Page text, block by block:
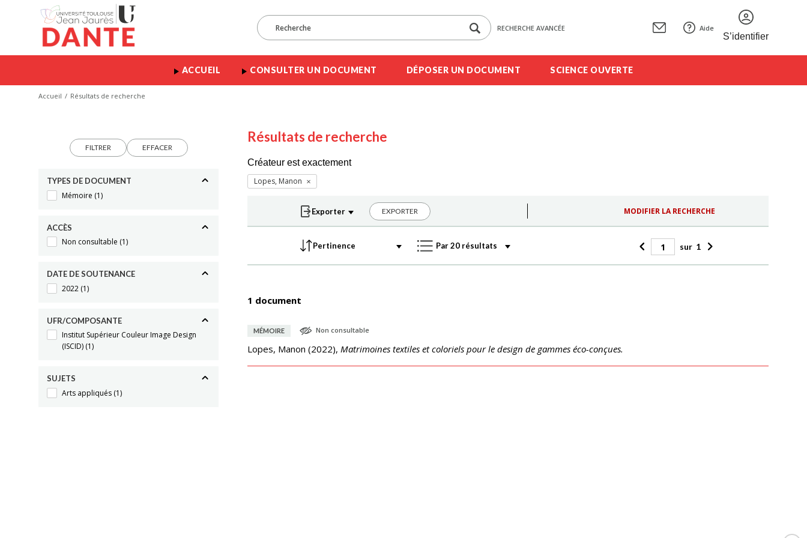
RECHERCHE AVANCÉE Aide
S’identifier
ACCUEIL CONSULTER UN DOCUMENT DÉPOSER UN DOCUMENT SCIENCE OUVERTE
Accueil Résultats de recherche
FILTRER EFFACER
TYPES DE DOCUMENT
Mémoire (1)
ACCÈS
Non consultable (1)
DATE DE SOUTENANCE
2022 (1)
UFR/COMPOSANTE
Institut Supérieur Couleur Image Design
(ISCID) (1)
SUJETS
Arts appliqués (1)
Résultats de recherche
Créateur est exactement
Lopes, Manon
EXPORTER MODIFIER LA RECHERCHE
sur 1
1 document
MÉMOIRE Non consultable
Lopes, Manon (2022), Matrimoines textiles et coloriels pour le design de gammes éco-conçues.